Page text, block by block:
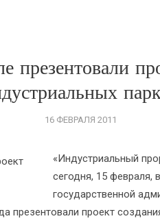
презентовали
16 ФЕВРАЛЯ 2011
«Индустриальный
сегодня, 15 февраля,
государственной
презентовали проект